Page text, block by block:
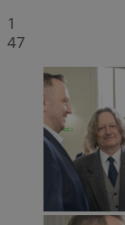
1
47